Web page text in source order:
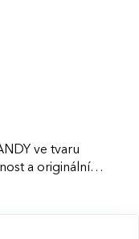
ve tvaru
a originální
i jako atraktivní